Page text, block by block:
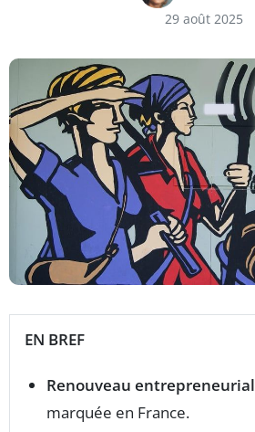
29 août 2025
EN BREF
Renouveau entrepreneurial
marquée en France.